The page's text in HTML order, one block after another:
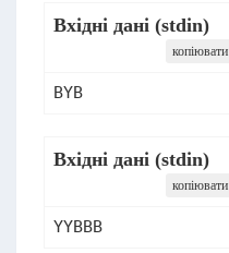
Вхідні дані (stdin)
копіювати
Вхідні дані (stdin)
копіювати